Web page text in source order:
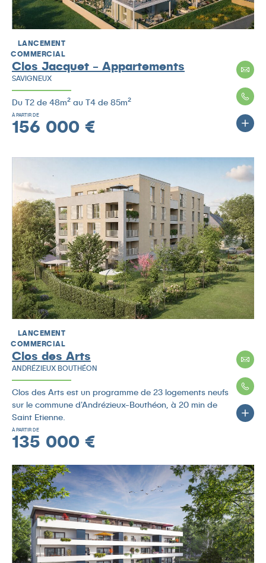
LANCEMENT
COMMERCIAL
Clos Jacquet - Appartements
SAVIGNEUX
Du T2 de 48m² au T4 de 85m²
À PARTIR DE
156 000 €
LANCEMENT
COMMERCIAL
Clos des Arts
ANDRÉZIEUX BOUTHÉON
Clos des Arts est un programme de 23 logements neufs
sur le commune d'Andrézieux-Bouthéon, à 20 min de
Saint Etienne.
À PARTIR DE
135 000 €